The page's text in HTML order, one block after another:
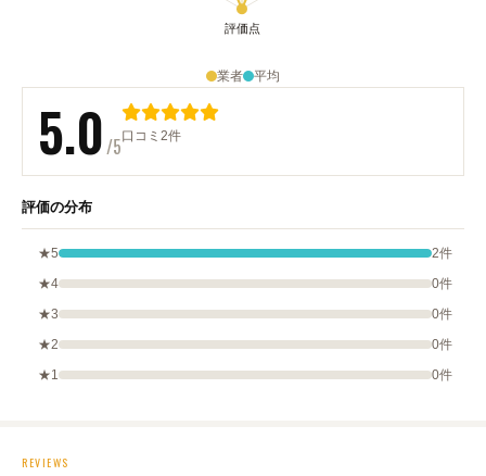
業者 平均
5.0/5口コミ2件
評価の分布
★5
2件
★4
0件
★3
0件
★2
0件
★1
0件
REVIEWS